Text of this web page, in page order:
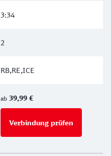
3:34
2
RB,RE,ICE
ab 39,99 €
Verbindung prüfen